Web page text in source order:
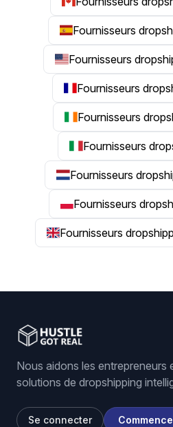
Fournisseurs
Fournisseurs
Fournisseurs
Fournisseurs
Fournisseurs
Fournisseurs
Fournisseurs
Fournisseurs
Nous aidons les
solutions de dropshipping
Se connecter